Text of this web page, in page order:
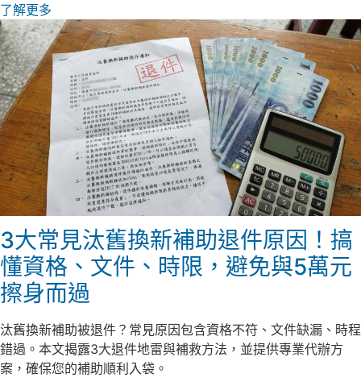
了解更多
3大常見汰舊換新補助退件原因！搞
懂資格、文件、時限，避免與5萬元
擦身而過
汰舊換新補助被退件？常見原因包含資格不符、文件缺漏、時程
錯過。本文揭露3大退件地雷與補救方法，並提供專業代辦方
案，確保您的補助順利入袋。